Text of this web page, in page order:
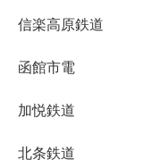
信楽高原鉄道
函館市電
加悦鉄道
北条鉄道